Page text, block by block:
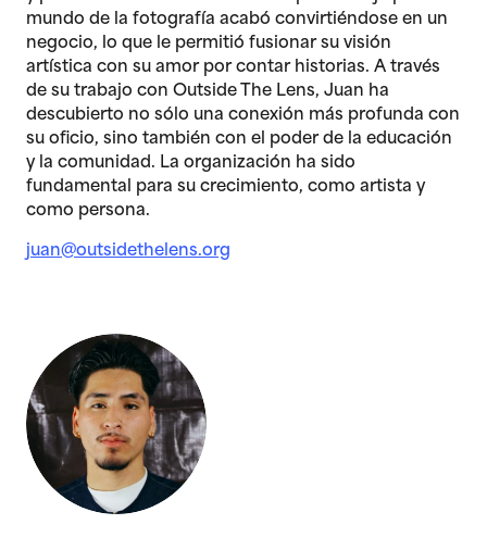
mundo de la fotografía acabó convirtiéndose en un
negocio, lo que le permitió fusionar su visión
artística con su amor por contar historias. A través
de su trabajo con Outside The Lens, Juan ha
descubierto no sólo una conexión más profunda con
su oficio, sino también con el poder de la educación
y la comunidad. La organización ha sido
fundamental para su crecimiento, como artista y
como persona.
juan@outsidethelens.org